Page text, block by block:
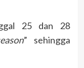
25 dan 28
” sehingga